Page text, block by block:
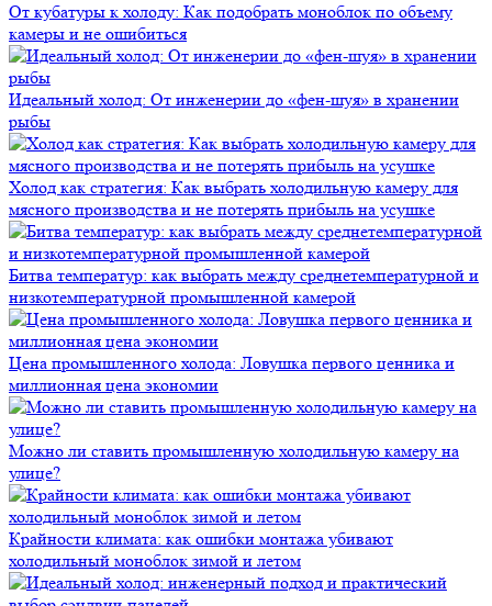
От кубатуры к холоду: Как подобрать моноблок по объему
камеры и не ошибиться
Идеальный холод: От инженерии до «фен-шуя» в хранении
рыбы
Холод как стратегия: Как выбрать холодильную камеру для
мясного производства и не потерять прибыль на усушке
Битва температур: как выбрать между среднетемпературной и
низкотемпературной промышленной камерой
Цена промышленного холода: Ловушка первого ценника и
миллионная цена экономии
Можно ли ставить промышленную холодильную камеру на
улице?
Крайности климата: как ошибки монтажа убивают
холодильный моноблок зимой и летом